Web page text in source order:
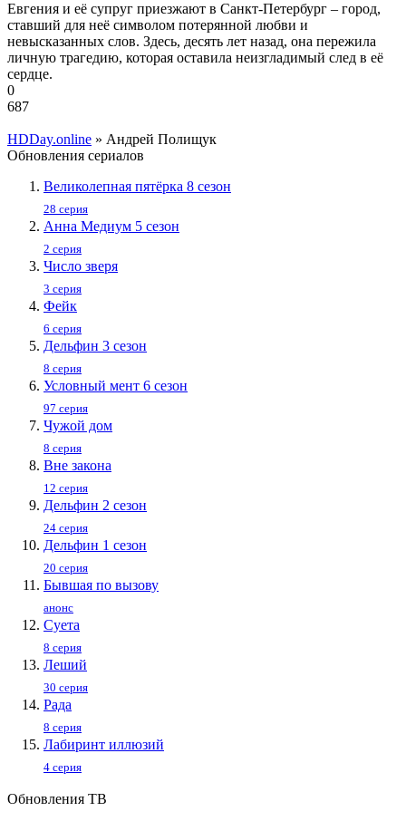
Евгения и её супруг приезжают в Санкт-Петербург – город,
ставший для неё символом потерянной любви и
невысказанных слов. Здесь, десять лет назад, она пережила
личную трагедию, которая оставила неизгладимый след в её
сердце.
0
687
HDDay.online » Андрей Полищук
Обновления сериалов
Великолепная пятёрка 8 сезон
28 серия
Анна Медиум 5 сезон
2 серия
Число зверя
3 серия
Фейк
6 серия
Дельфин 3 сезон
8 серия
Условный мент 6 сезон
97 серия
Чужой дом
8 серия
Вне закона
12 серия
Дельфин 2 сезон
24 серия
Дельфин 1 сезон
20 серия
Бывшая по вызову
анонс
Суета
8 серия
Леший
30 серия
Рада
8 серия
Лабиринт иллюзий
4 серия
Обновления ТВ